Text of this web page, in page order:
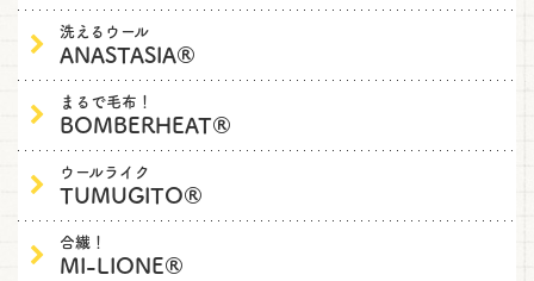
洗えるウール
ANASTASIA®
まるで毛布！
BOMBERHEAT®
ウールライク
TUMUGITO®
合繊！
MI-LIONE®